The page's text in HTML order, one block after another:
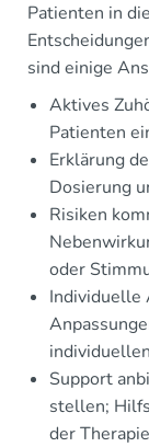
Patienten in
sind einige
Aktives
Patienten
Erklärung
Dosierung
Risiken
oder
Individuelle
Support
stellen;
der